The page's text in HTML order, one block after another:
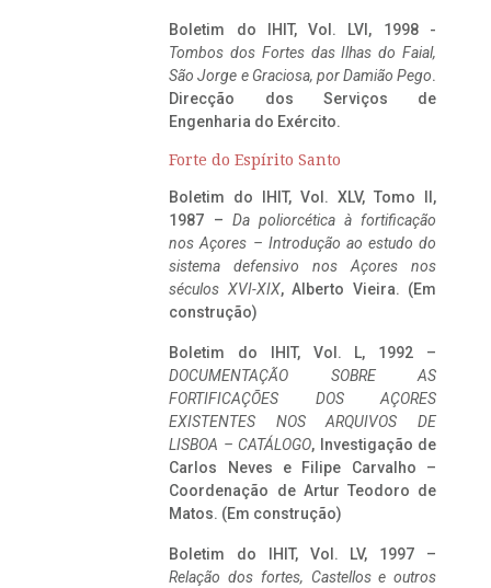
Boletim do IHIT, Vol. LVI, 1998 -
Tombos dos Fortes das Ilhas do Faial,
São Jorge e Graciosa, por Damião Pego.
Direcção dos Serviços de
Engenharia do Exército.
Forte do Espírito Santo
Boletim do IHIT, Vol. XLV, Tomo II,
1987 – Da poliorcética à fortificação
nos Açores – Introdução ao estudo do
sistema defensivo nos Açores nos
séculos XVI-XIX, Alberto Vieira. (Em
construção)
Boletim do IHIT, Vol. L, 1992 –
DOCUMENTAÇÃO SOBRE AS
FORTIFICAÇÕES DOS AÇORES
EXISTENTES NOS ARQUIVOS DE
LISBOA – CATÁLOGO, Investigação de
Carlos Neves e Filipe Carvalho –
Coordenação de Artur Teodoro de
Matos. (Em construção)
Boletim do IHIT, Vol. LV, 1997 –
Relação dos fortes, Castellos e outros